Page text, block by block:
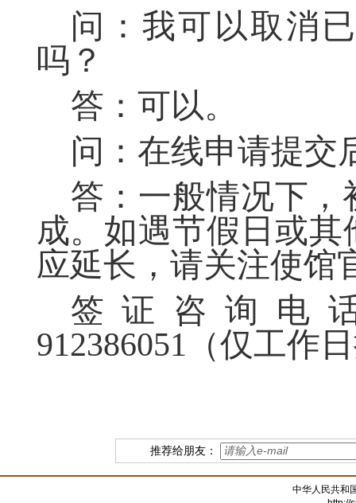
问：我可以取消
吗？
答：可以。
问：在线申请提交
答：一般情况下，
成。如遇节假日或
应延长，请关注使馆
签证咨询电
912386051 （仅工作
推荐给朋友：
中华人民共和